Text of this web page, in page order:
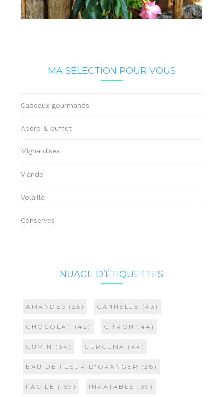
MA SÉLECTION POUR VOUS
Cadeaux gourmands
Apéro & buffet
Mignardises
Viande
Volaille
Conserves
NUAGE D’ÉTIQUETTES
AMANDES (25) CANNELLE (43)
CHOCOLAT (42) CITRON (44)
CUMIN (34) CURCUMA (44)
EAU DE FLEUR D'ORANGER (38)
FACILE (157) INRATABLE (39)